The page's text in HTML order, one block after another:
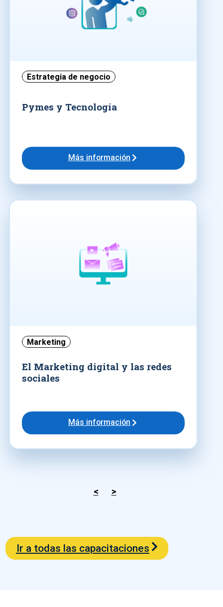
Estrategia de negocio
Pymes y Tecnología
Más información
Marketing
El Marketing digital y las redes
sociales
Más información
< >
Ir a todas las capacitaciones